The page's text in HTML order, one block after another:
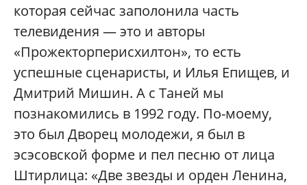
которая сейчас заполонила часть
телевидения — это и авторы
«Прожекторперисхилтон», то есть
успешные сценаристы, и Илья Епищев, и
Дмитрий Мишин. А с Таней мы
познакомились в 1992 году. По-моему,
это был Дворец молодежи, я был в
эсэсовской форме и пел песню от лица
Штирлица: «Две звезды и орден Ленина,